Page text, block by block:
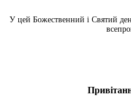
У цей Божественний і Святий